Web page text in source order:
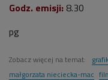
Godz. emisji: 8.30
pg
Zobacz więcej na temat:
małgorzata nieciecka-mac